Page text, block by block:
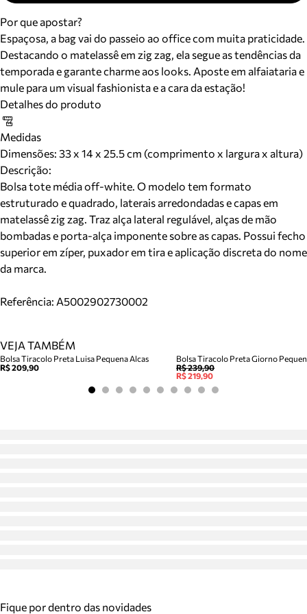
Por que apostar?
Espaçosa, a bag vai do passeio ao office com muita praticidade.
Destacando o matelassê em zig zag, ela segue as tendências da
temporada e garante charme aos looks. Aposte em alfaiataria e
mule para um visual fashionista e a cara da estação!
Detalhes do produto
Medidas
Dimensões: 33 x 14 x 25.5 cm (comprimento x largura x altura)
Descrição:
Bolsa tote média off-white. O modelo tem formato
estruturado e quadrado, laterais arredondadas e capas em
matelassê zig zag. Traz alça lateral regulável, alças de mão
bombadas e porta-alça imponente sobre as capas. Possui fecho
superior em zíper, puxador em tira e aplicação discreta do nome
da marca.
Referência: A5002902730002
VEJA TAMBÉM
Bolsa Tiracolo Preta Luisa Pequena Alcas
R$ 209,90
Bolsa Tiracolo Preta Giorno
R$ 239,90
R$ 219,90
Fique por dentro das novidades